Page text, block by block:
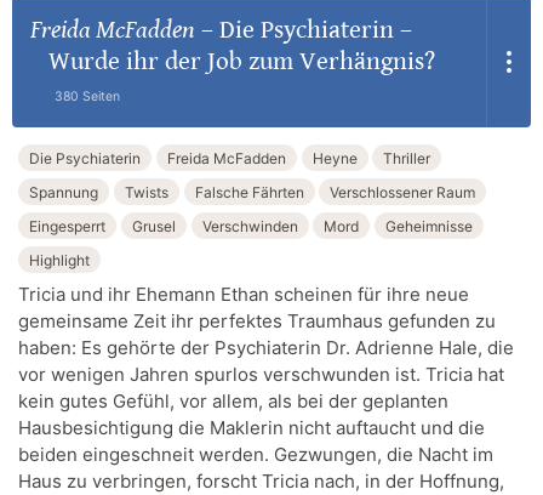
Freida McFadden – Die Psychiaterin –
Wurde ihr der Job zum Verhängnis?
380 Seiten
Die Psychiaterin Freida McFadden Heyne
Thriller
Spannung
Twists Falsche Fährten
Verschlossener Raum
Eingesperrt
Grusel Verschwinden Mord
Geheimnisse
Highlight
Tricia und ihr Ehemann Ethan scheinen für ihre neue
gemeinsame Zeit ihr perfektes Traumhaus gefunden zu
haben: Es gehörte der Psychiaterin Dr. Adrienne Hale, die
vor wenigen Jahren spurlos verschwunden ist. Tricia hat
kein gutes Gefühl, vor allem, als bei der geplanten
Hausbesichtigung die Maklerin nicht auftaucht und die
beiden eingeschneit werden. Gezwungen, die Nacht im
Haus zu verbringen, forscht Tricia nach, in der Hoffnung,